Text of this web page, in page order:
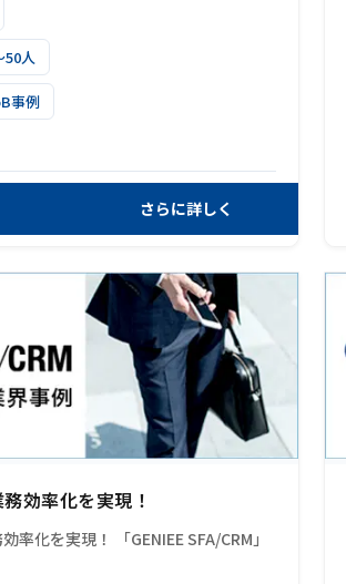
50人
事例
さらに詳しく
効率化を実現！
率化を実現！ 「GENIEE SFA/CRM」